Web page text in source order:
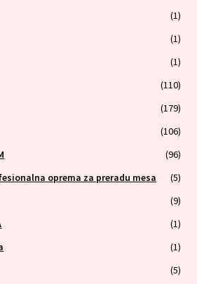
(1)
(1)
(1)
(110)
(179)
(106)
(96)
oprema za preradu mesa
(5)
(9)
(1)
(1)
(5)